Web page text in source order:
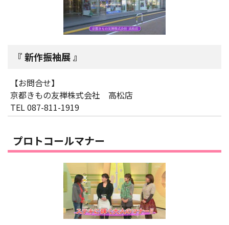
新作振袖展
【お問合せ】
京都きもの友禅株式会社 高松店
TEL 087-811-1919
プロトコールマナー